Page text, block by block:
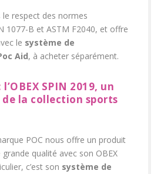
le respect des normes
1077-B et ASTM F2040, et offre
le système de
Aid, à acheter séparément.
SPIN 2019, un
de la collection sports
POC nous offre un produit
qualité avec son OBEX
c’est son système de